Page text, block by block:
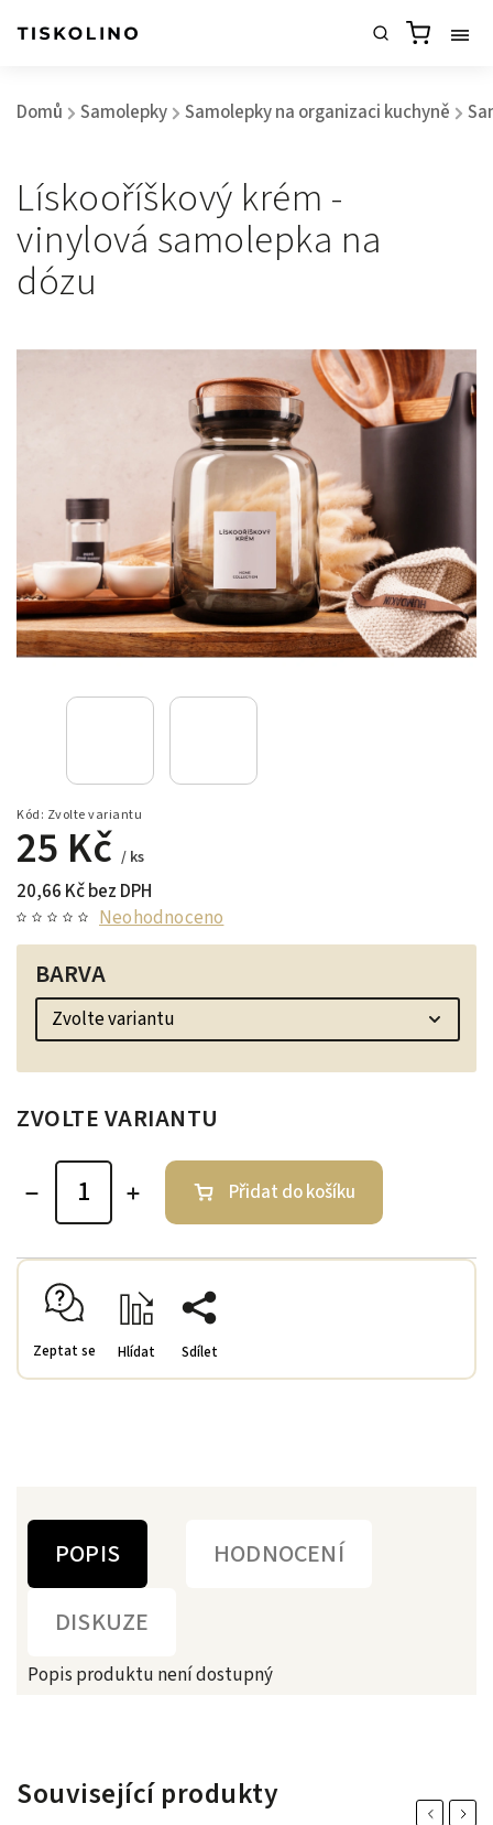
Domů / Samolepky / Samolepky na organizaci kuchyně /
Lískooříškový krém -
vinylová samolepka na
dózu
Kód: Zvolte variantu
25 Kč / ks
20,66 Kč bez DPH
Neohodnoceno
BARVA
ZVOLTE VARIANTU
Přidat do košíku
Zeptat se Hlídat Sdílet
POPIS
HODNOCENÍ
DISKUZE
Popis produktu není dostupný
Související produkty PreviousNext